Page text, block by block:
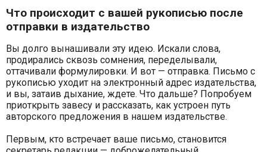
Что происходит с вашей рукописью после
отправки в издательство
Вы долго вынашивали эту идею. Искали слова,
продирались сквозь сомнения, переделывали,
оттачивали формулировки. И вот — отправка. Письмо с
рукописью уходит на электронный адрес издательства,
и вы, затаив дыхание, ждете. Что дальше? Попробуем
приоткрыть завесу и рассказать, как устроен путь
авторского предложения в нашем издательстве.
Первым, кто встречает ваше письмо, становится